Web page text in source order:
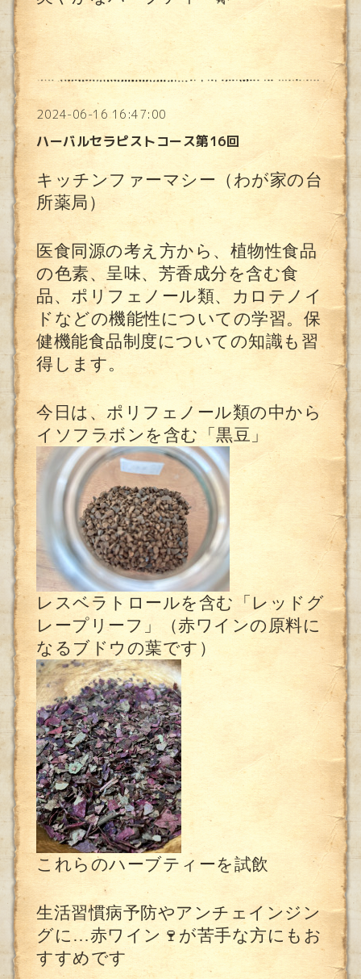
2024-06-16 16:47:00
ハーバルセラピストコース第16回
キッチンファーマシー（わが家の台
所薬局）
医食同源の考え方から、植物性食品
の色素、呈味、芳香成分を含む食
品、ポリフェノール類、カロテノイ
ドなどの機能性についての学習。保
健機能食品制度についての知識も習
得します。
今日は、ポリフェノール類の中から
イソフラボンを含む「黒豆」
レスベラトロールを含む「レッドグ
レープリーフ」（赤ワインの原料に
なるブドウの葉です）
これらのハーブティーを試飲
生活習慣病予防やアンチェインジン
グに…赤ワイン🍷が苦手な方にもお
すすめです